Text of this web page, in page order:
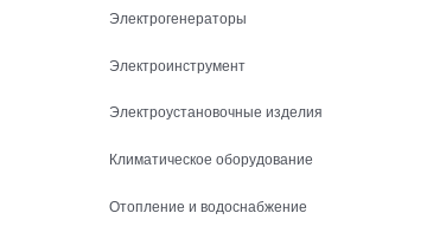
Электрогенераторы
Электроинструмент
Электроустановочные изделия
Климатическое оборудование
Отопление и водоснабжение